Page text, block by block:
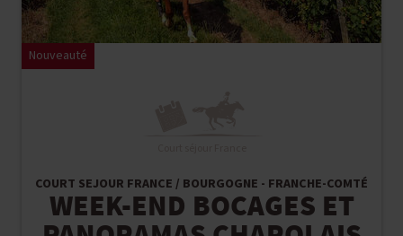
Nouveauté
COURT SEJOUR FRANCE / BOURGOGNE - FRANCHE-COMTÉ
WEEK-END BOCAGES ET